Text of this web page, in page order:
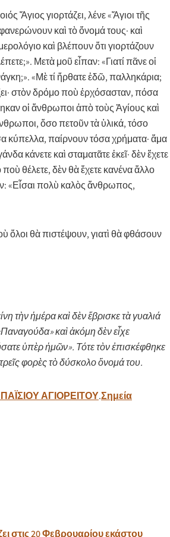
Ἅγιος γιορτάζει, λένε «Ἅγιοι τῆς
καὶ τὸ ὄνομά τους· καὶ
καὶ βλέπουν ὅτι γιορτάζουν
Μετὰ μοῦ εἶπαν: «Γιατί πᾶνε οἱ
«Μὲ τί ἤρθατε ἐδῶ, παλληκάρια;
στὸν δρόμο ποὺ ἐρχόσασταν, πόσα
οἱ ἄνθρωποι ἀπὸ τοὺς Ἁγίους καὶ
ὅσο πετοῦν τὰ ὑλικά, τόσο
κύπελλα, παίρνουν τόσα χρήματα· ἅμα
κάνετε καὶ σταματᾶτε ἐκεῖ· δὲν ἔχετε
θέλετε, δὲν θὰ ἔχετε κανένα ἄλλο
«Εἶσαι πολὺ καλὸς ἄνθρωπος,
ὅλοι θὰ πιστέψουν, γιατὶ θὰ φθάσουν
τὴν ἡμέρα καὶ δὲν ἔβρισκε τὰ γυαλιά
καὶ ἀκόμη δὲν εἶχε
ὑπὲρ ἡμῶν». Τότε τὸν ἐπισκέφθηκε
φορὲς τὸ δύσκολο ὄνομά του.
ΑΓΙΟΡΕΙΤΟΥ.Σημεία
στις 20 Φεβρουαρίου εκάστου